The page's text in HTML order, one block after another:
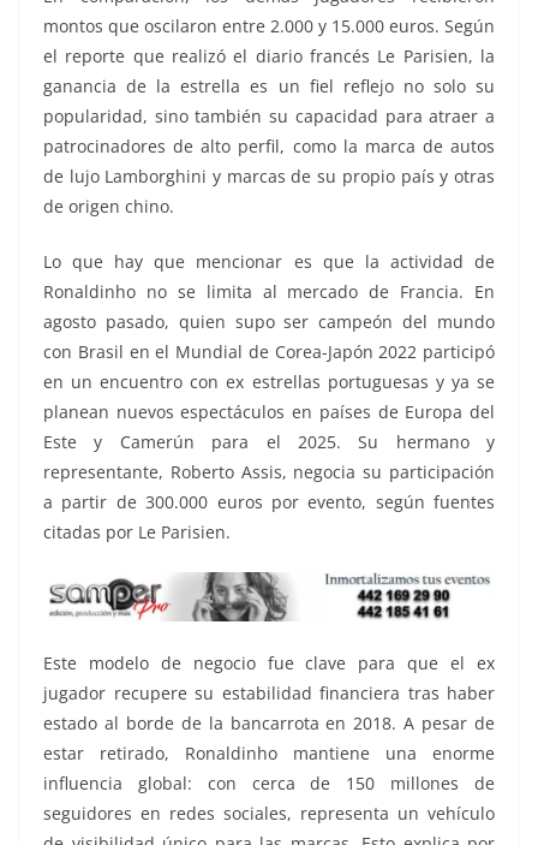
montos que oscilaron entre 2.000 y 15.000 euros. Según
el reporte que realizó el diario francés Le Parisien, la
ganancia de la estrella es un fiel reflejo no solo su
popularidad, sino también su capacidad para atraer a
patrocinadores de alto perfil, como la marca de autos
de lujo Lamborghini y marcas de su propio país y otras
de origen chino.
Lo que hay que mencionar es que la actividad de
Ronaldinho no se limita al mercado de Francia. En
agosto pasado, quien supo ser campeón del mundo
con Brasil en el Mundial de Corea-Japón 2022 participó
en un encuentro con ex estrellas portuguesas y ya se
planean nuevos espectáculos en países de Europa del
Este y Camerún para el 2025. Su hermano y
representante, Roberto Assis, negocia su participación
a partir de 300.000 euros por evento, según fuentes
citadas por Le Parisien.
Este modelo de negocio fue clave para que el ex
jugador recupere su estabilidad financiera tras haber
estado al borde de la bancarrota en 2018. A pesar de
estar retirado, Ronaldinho mantiene una enorme
influencia global: con cerca de 150 millones de
seguidores en redes sociales, representa un vehículo